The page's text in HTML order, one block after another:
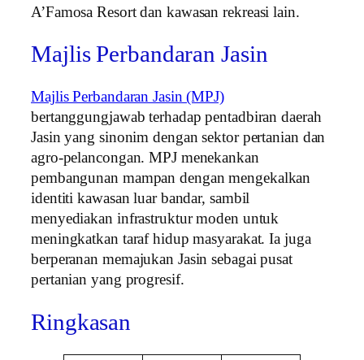
A’Famosa Resort dan kawasan rekreasi lain.
Majlis Perbandaran Jasin
Majlis Perbandaran Jasin (MPJ)
bertanggungjawab terhadap pentadbiran daerah
Jasin yang sinonim dengan sektor pertanian dan
agro-pelancongan. MPJ menekankan
pembangunan mampan dengan mengekalkan
identiti kawasan luar bandar, sambil
menyediakan infrastruktur moden untuk
meningkatkan taraf hidup masyarakat. Ia juga
berperanan memajukan Jasin sebagai pusat
pertanian yang progresif.
Ringkasan